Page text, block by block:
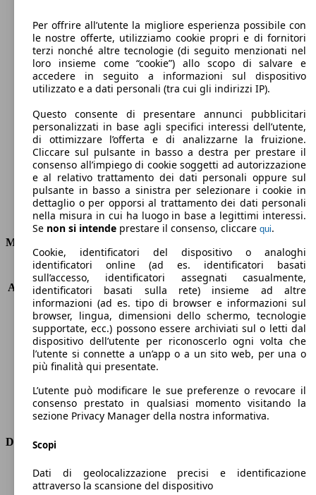
Carburante
155 g/km
Emissioni di CO2 (combinato)*
Ø 6.7 l/100km
Consumi
Motore e Prestazioni
KW (PS)
170 kW (231 PS)
Accelerazione (0-100 km/h)
6.3s
Velocità massima (km/h)
246 km/h
Numero di marce
6
Coppia
320 nm
Cilindrata
1998 ccm
Carburante
Benzina
Trasmissione
Manuale
Tipo di trazione
trazione anteriore
Dimensioni
Lunghezza
3850 mm
Altezza
1410 mm
Per offrire all’utente la migliore esperienza possibile con
le nostre offerte, utilizziamo cookie propri e di fornitori
terzi nonché altre tecnologie (di seguito menzionati nel
loro insieme come “cookie”) allo scopo di salvare e
accedere in seguito a informazioni sul dispositivo
utilizzato e a dati personali (tra cui gli indirizzi IP).
Questo consente di presentare annunci pubblicitari
personalizzati in base agli specifici interessi dell’utente,
di ottimizzare l’offerta e di analizzarne la fruizione.
Cliccare sul pulsante in basso a destra per prestare il
consenso all’impiego di cookie soggetti ad autorizzazione
e al relativo trattamento dei dati personali oppure sul
pulsante in basso a sinistra per selezionare i cookie in
dettaglio o per opporsi al trattamento dei dati personali
nella misura in cui ha luogo in base a legittimi interessi.
Se non si intende prestare il consenso, cliccare qui.
Cookie, identificatori del dispositivo o analoghi
identificatori online (ad es. identificatori basati
sull’accesso, identificatori assegnati casualmente,
identificatori basati sulla rete) insieme ad altre
informazioni (ad es. tipo di browser e informazioni sul
browser, lingua, dimensioni dello schermo, tecnologie
supportate, ecc.) possono essere archiviati sul o letti dal
dispositivo dell’utente per riconoscerlo ogni volta che
l’utente si connette a un’app o a un sito web, per una o
più finalità qui presentate.
L’utente può modificare le sue preferenze o revocare il
consenso prestato in qualsiasi momento visitando la
sezione Privacy Manager della nostra informativa.
Scopi
Dati di geolocalizzazione precisi e identificazione
attraverso la scansione del dispositivo